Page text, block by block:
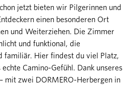
jetzt bieten wir Pilgerinnen und
einen besonderen Ort
und Weiterziehen. Die Zimmer
und funktional, die
familiär. Hier findest du viel Platz,
Camino-Gefühl. Dank unseres
mit zwei DORMERO-Herbergen in